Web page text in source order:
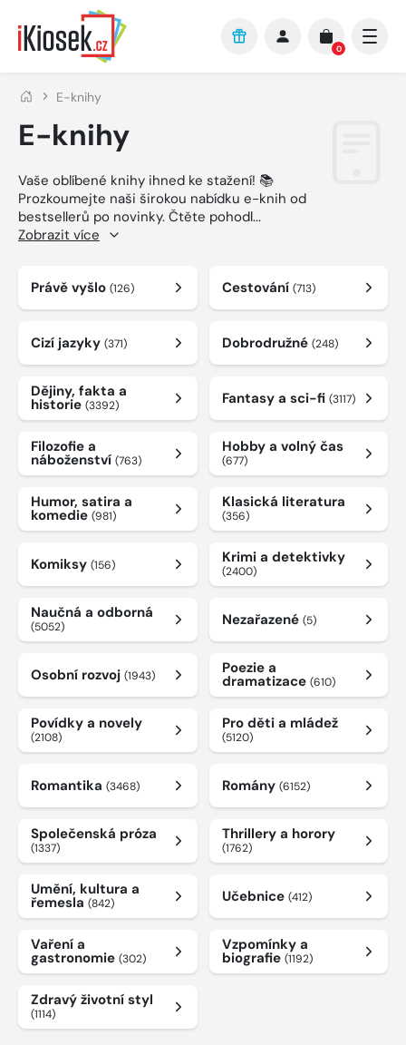
Přejít na hlavní obsah
0
E-knihy
E-knihy
Vaše oblíbené knihy ihned ke stažení! 📚
Prozkoumejte naši širokou nabídku e-knih od
bestsellerů po novinky. Čtěte pohodl...
Zobrazit více
Právě vyšlo (126) Cestování (713)
Cizí jazyky (371) Dobrodružné (248)
Dějiny, fakta a
historie (3392) Fantasy a sci-fi (3117)
Filozofie a
náboženství (763)
Hobby a volný čas
(677)
Humor, satira a
komedie (981)
Klasická literatura
(356)
Komiksy (156) Krimi a detektivky
(2400)
Naučná a odborná
(5052) Nezařazené (5)
Osobní rozvoj (1943) Poezie a
dramatizace (610)
Povídky a novely
(2108)
Pro děti a mládež
(5120)
Romantika (3468) Romány (6152)
Společenská próza
(1337)
Thrillery a horory
(1762)
Umění, kultura a
řemesla (842) Učebnice (412)
Vaření a
gastronomie (302)
Vzpomínky a
biografie (1192)
Zdravý životní styl
(1114)